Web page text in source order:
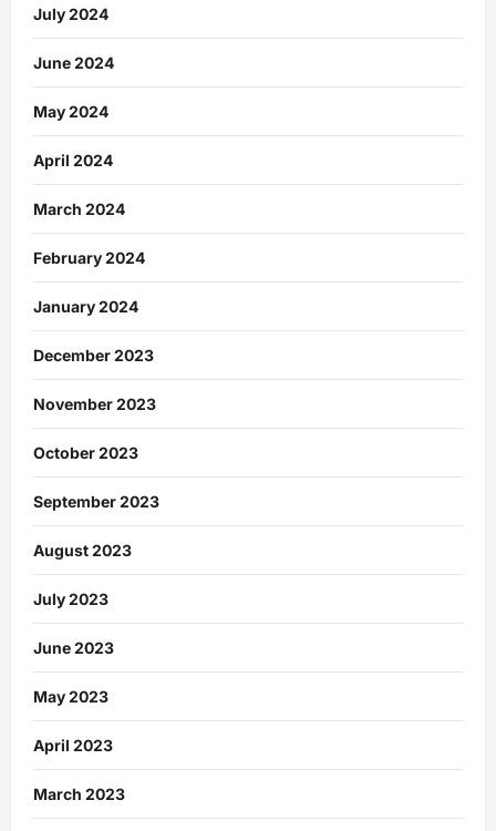
July 2024
June 2024
May 2024
April 2024
March 2024
February 2024
January 2024
December 2023
November 2023
October 2023
September 2023
August 2023
July 2023
June 2023
May 2023
April 2023
March 2023